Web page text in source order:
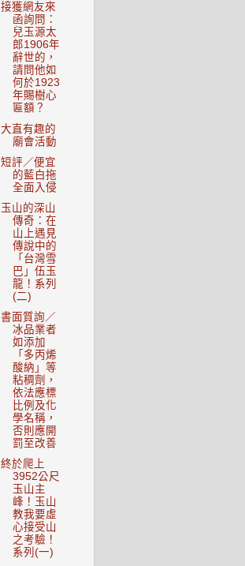
接獲網友來
函詢問：
兒玉源太
郎1906年
辭世的，
請問他如
何於1923
年賜樹心
匾額？
大直有趣的
廟會活動
短評／便宜
的藍白拖
全面入侵
玉山的深山
傳奇：在
山上遇見
傳說中的
「台灣雪
巴」伍玉
龍！系列
(二)
書面質詢／
冰品業者
如添加
「多丙烯
酸納」等
粘稠劑，
依法應標
比例及化
學名稱，
否則應開
罰至改善
終於爬上
3952公尺
玉山主
峰！玉山
教我要虛
心接受山
之考驗！
系列(一)